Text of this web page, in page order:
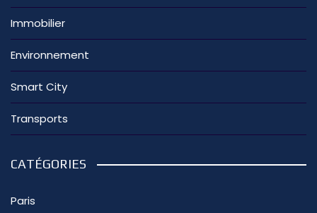
Immobilier
Environnement
Smart City
Transports
CATÉGORIES
Paris